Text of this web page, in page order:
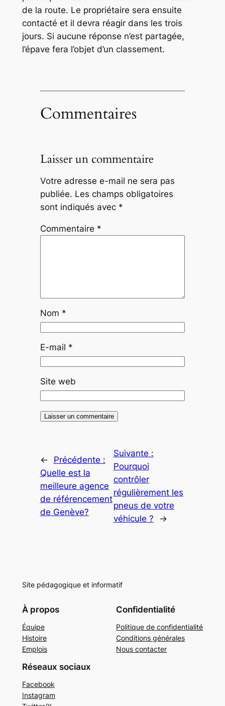
de la route. Le propriétaire sera ensuite
contacté et il devra réagir dans les trois
jours. Si aucune réponse n’est partagée,
l’épave fera l’objet d’un classement.
Commentaires
Laisser un commentaire
Votre adresse e-mail ne sera pas
publiée. Les champs obligatoires
sont indiqués avec *
Commentaire *
Nom *
E-mail *
Site web
←
Précédente :
Quelle est la
meilleure agence
de référencement
de Genève?
Suivante :
Pourquoi
contrôler
régulièrement les
pneus de votre
véhicule ?
→
Site pédagogique et informatif
À propos
Équipe
Histoire
Emplois
Confidentialité
Politique de confidentialité
Conditions générales
Nous contacter
Réseaux sociaux
Facebook
Instagram